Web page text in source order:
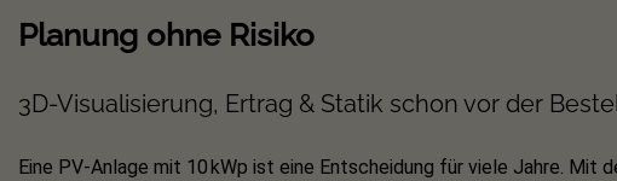
Planung ohne Risiko
3D-Visualisierung, Ertrag & Statik schon vor der
Eine PV-Anlage mit 10 kWp ist eine Entscheidung für viele Jahre. Mit